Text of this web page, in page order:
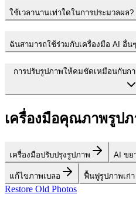
ใช้เวลานานเท่าใดในการประมวลผล?
ฉันสามารถใช้ร่วมกับเครื่องมือ AI อื่น
การปรับรูปภาพให้คมชัดเหมือนกับก
เครื่องมือคุณภาพรูปภ
เครื่องมือปรับปรุงรูปภาพ AI ขย
แก้ไขภาพเบลอ ฟื้นฟูรูปภาพเก่า
Restore Old Photos